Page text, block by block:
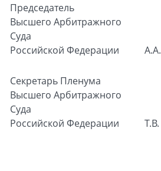
Председатель
Высшего Арбитражного
Суда
Российской Федерации
Секретарь Пленума
Высшего Арбитражного
Суда
Российской Федерации